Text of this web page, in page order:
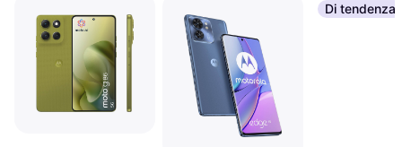
Di tendenza